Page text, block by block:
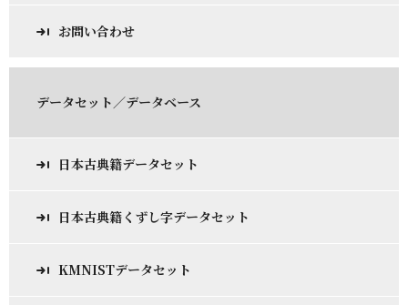
お問い合わせ
データセット／データベース
日本古典籍データセット
日本古典籍くずし字データセット
KMNISTデータセット